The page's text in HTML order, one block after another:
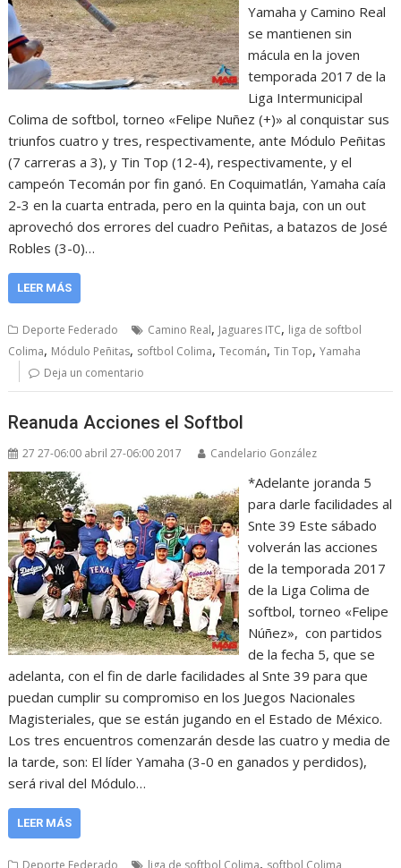
Yamaha y Camino Real
se mantienen sin
mácula en la joven
temporada 2017 de la
Liga Intermunicipal
Colima de softbol, torneo «Felipe Nuñez (+)» al conquistar sus
triunfos cuatro y tres, respectivamente, ante Módulo Peñitas
(7 carreras a 3), y Tin Top (12-4), respectivamente, y el
campeón Tecomán por fin ganó. En Coquimatlán, Yamaha caía
2-3 en la cuarta entrada, pero en la quinta baja, con un out
aprovechó dos errores del cuadro Peñitas, a batazos de José
Robles (3-0)…
LEER MÁS
Deporte Federado Camino Real, Jaguares ITC, liga de softbol
Colima, Módulo Peñitas, softbol Colima,Tecomán,Tin Top,Yamaha
Deja un comentario
Reanuda Acciones el Softbol
27 27-06:00 abril 27-06:00 2017 Candelario González
*Adelante joranda 5
para darle facilidades al
Snte 39 Este sábado
volverán las acciones
de la temporada 2017
de la Liga Colima de
softbol, torneo «Felipe
Núñez», con partidos
de la fecha 5, que se
adelanta, con el fin de darle facilidades al Snte 39 para que
puedan cumplir su compromiso en los Juegos Nacionales
Magisteriales, que se están jugando en el Estado de México.
Los tres encuentros comenzarán desde las cuatro y media de
la tarde, son: El líder Yamaha (3-0 en ganados y perdidos),
será rival del Módulo…
LEER MÁS
Deporte Federado liga de softbol Colima, softbol Colima